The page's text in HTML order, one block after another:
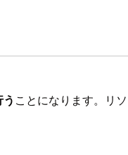
ことになります。リ